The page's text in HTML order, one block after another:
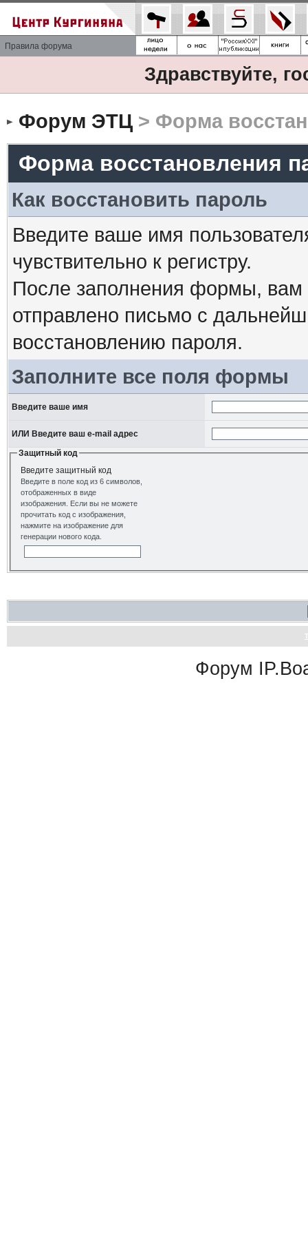
Правила форума
Здравствуйте,
Форум ЭТЦ> Форма
Форма восстановления
Как восстановить пароль
Введите ваше имя
чувствительно к регистру.
После заполнения формы, вам
отправлено письмо с
восстановлению пароля.
Заполните все поля формы
Введите ваше имя
ИЛИ Введите ваш e-mail адрес
Защитный код
Введите защитный код
Введите в поле код из 6 символов,
отображенных в виде
изображения. Если вы не можете
прочитать код с изображения,
нажмите на изображение для
генерации нового кода.
Форум